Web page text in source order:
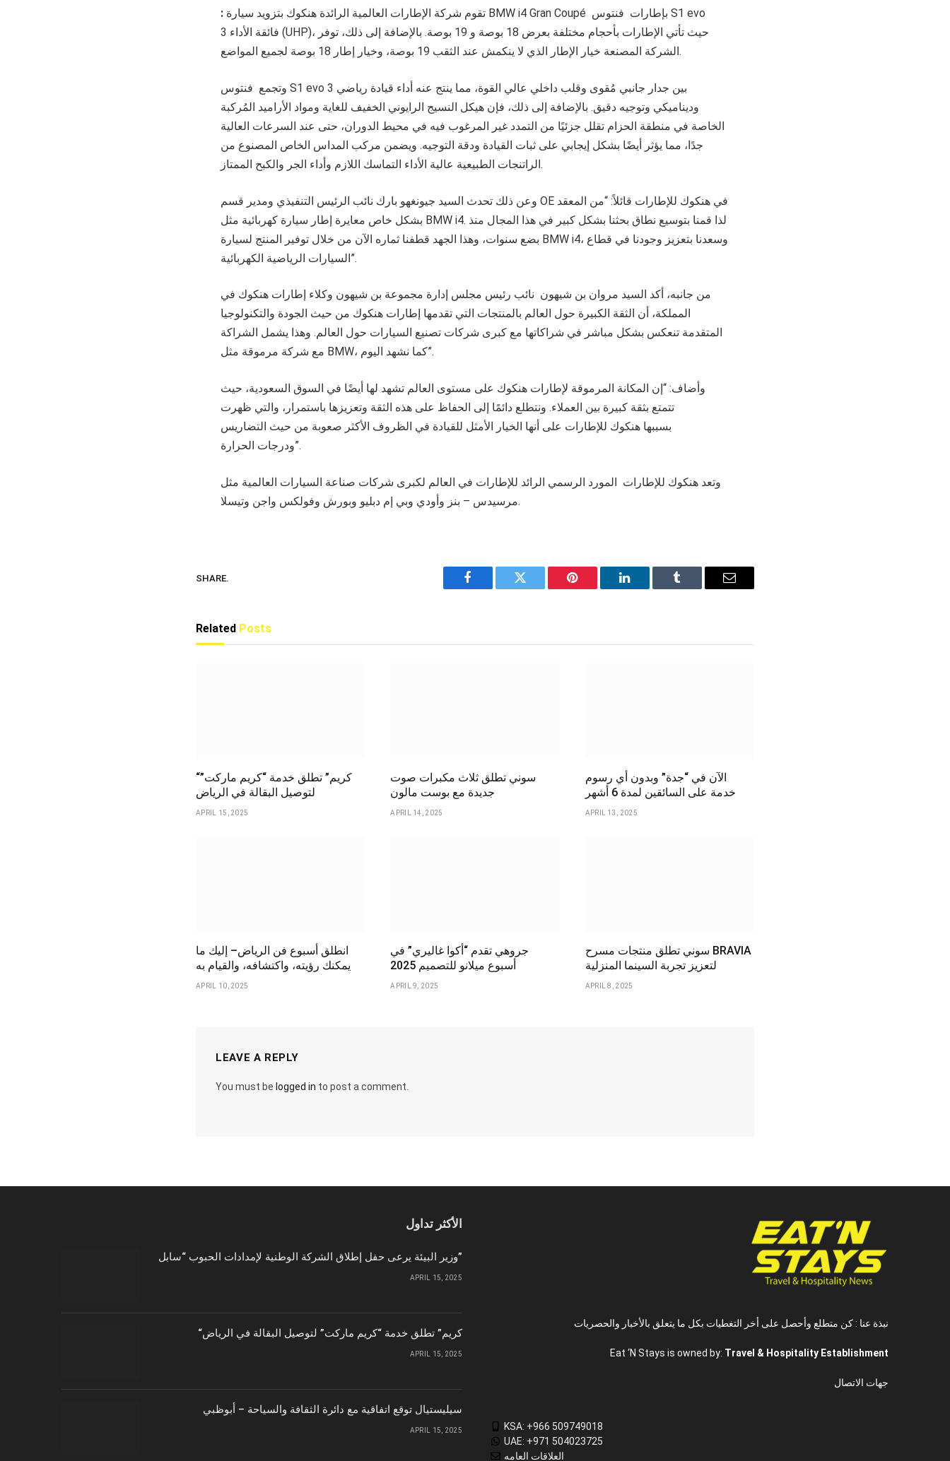
:
3 فائقة الأداء (UHP)، حيث تأتي الإطارات بأحجام مختلفة بعرض 18 بوصة و 19 بوصة. بالإضافة إلى ذلك، توفر
الشركة المصنعة خيار الإطار الذي لا ينكمش عند الثقب 19 بوصة، وخيار إطار 18 بوصة لجميع المواضع.
وتجمع فنتوس S1 evo 3 بين جدار جانبي مُقوى وقلب داخلي عالي القوة، مما ينتج عنه أداء قيادة رياضي
وديناميكي وتوجيه دقيق. بالإضافة إلى ذلك، فإن هيكل النسيج الرايوني الخفيف للغاية ومواد الأراميد المُركبة
الخاصة في منطقة الحزام تقلل جزئيًا من التمدد غير المرغوب فيه في محيط الدوران، حتى عند السرعات العالية
جدًا، مما يؤثر أيضًا بشكل إيجابي على ثبات القيادة ودقة التوجيه. ويضمن مركب المداس الخاص المصنوع من
الراتنجات الطبيعية عالية الأداء التماسك اللازم وأداء الجر والكبح الممتاز.
وعن ذلك تحدث السيد جيونغهو بارك نائب الرئيس التنفيذي ومدير قسم OE في هنكوك للإطارات قائلاً: “من المعقد
بشكل خاص معايرة إطار سيارة كهربائية مثل BMW i4. لذا قمنا بتوسيع نطاق بحثنا بشكل كبير في هذا المجال منذ
بضع سنوات، وهذا الجهد قطفنا ثماره الآن من خلال توفير المنتج لسيارة BMW i4، وسعدنا بتعزيز وجودنا في قطاع
السيارات الرياضية الكهربائية”.
من جانبه، أكد السيد مروان بن شيهون نائب رئيس مجلس إدارة مجموعة بن شيهون وكلاء إطارات هنكوك في
المملكة، أن الثقة الكبيرة حول العالم بالمنتجات التي تقدمها إطارات هنكوك من حيث الجودة والتكنولوجيا
المتقدمة تنعكس بشكل مباشر في شراكاتها مع كبرى شركات تصنيع السيارات حول العالم. وهذا يشمل الشراكة
مع شركة مرموقة مثل BMW، كما نشهد اليوم”.
وأضاف: “إن المكانة المرموقة لإطارات هنكوك على مستوى العالم تشهد لها أيضًا في السوق السعودية، حيث
تتمتع بثقة كبيرة بين العملاء. ونتطلع دائمًا إلى الحفاظ على هذه الثقة وتعزيزها باستمرار، والتي ظهرت
بسببها هنكوك للإطارات على أنها الخيار الأمثل للقيادة في الظروف الأكثر صعوبة من حيث التضاريس
ودرجات الحرارة”.
وتعد هنكوك للإطارات المورد الرسمي الرائد للإطارات في العالم لكبرى شركات صناعة السيارات العالمية مثل
مرسيدس – بنز وأودي وبي إم دبليو وبورش وفولكس واجن وتيسلا.
SHARE.
Facebook Twitter Pinterest LinkedIn Tumblr Email
Related Posts
“كريم” تطلق خدمة “كريم ماركت”
لتوصيل البقالة في الرياض
APRIL 15, 2025
سوني تطلق ثلاث مكبرات صوت
جديدة مع بوست مالون
APRIL 14, 2025
الآن في “جدة” وبدون أي رسوم
خدمة على السائقين لمدة 6 أشهر
APRIL 13, 2025
انطلق أسبوع فن الرياض– إليك ما
يمكنك رؤيته، واكتشافه، والقيام به
APRIL 10, 2025
جروهي تقدم “أكوا غاليري” في
أسبوع ميلانو للتصميم 2025
APRIL 9, 2025
سوني تطلق منتجات مسرح BRAVIA
لتعزيز تجربة السينما المنزلية
APRIL 8, 2025
LEAVE A REPLY
You must be logged in to post a comment.
الأكثر تداول
وزير البيئة يرعى حفل إطلاق الشركة الوطنية لإمدادات الحبوب “سابل”
APRIL 15, 2025
“كريم” تطلق خدمة “كريم ماركت” لتوصيل البقالة في الرياض
APRIL 15, 2025
سيليستيال توقع اتفاقية مع دائرة الثقافة والسياحة – أبوظبي
APRIL 15, 2025
نبذة عنا : كن متطلع وأحصل على أخر التغطيات بكل ما يتعلق بالأخبار والحصريات
Eat ‘N Stays is owned by: Travel & Hospitality Establishment
جهات الاتصال
KSA: +966 509749018
UAE: +971 504023725
العلاقات العامه